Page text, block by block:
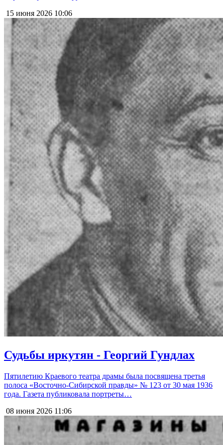
15 июня 2026 10:06
Судьбы иркутян - Георгий Гундлах
Пятилетию Краевого театра драмы была посвящена третья
полоса «Восточно-Сибирской правды» № 123 от 30 мая 1936
года. Газета публиковала портреты…
08 июня 2026 11:06